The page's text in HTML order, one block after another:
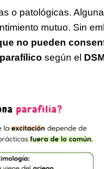
o patológicas.
mutuo. Sin
no pueden
según el